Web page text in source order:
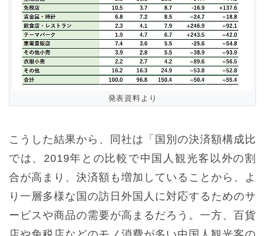
発表資料より
こうした結果から、同社は「国別の決済額構成比
では、2019年との比較で中国人観光客以外の割
合が高まり、決済額も増加していることから、よ
り一層多様な国の訪日外国人に対応するためのサ
ービスや商品の需要が高まるだろう。一方、百貨